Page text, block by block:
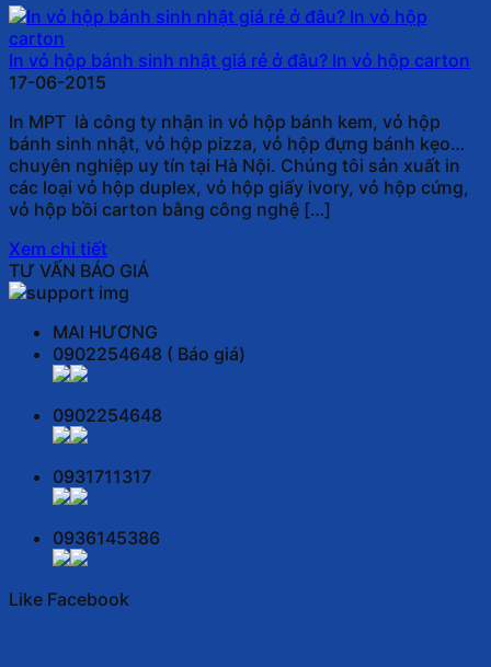
In vỏ hộp bánh sinh nhật giá rẻ ở đâu? In vỏ hộp carton
17-06-2015
In MPT là công ty nhận in vỏ hộp bánh kem, vỏ hộp
bánh sinh nhật, vỏ hộp pizza, vỏ hộp đựng bánh kẹo…
chuyên nghiệp uy tín tại Hà Nội. Chúng tôi sản xuất in
các loại vỏ hộp duplex, vỏ hộp giấy ivory, vỏ hộp cứng,
vỏ hộp bồi carton bằng công nghệ […]
Xem chi tiết
TƯ VẤN BÁO GIÁ
MAI HƯƠNG
0902254648 ( Báo giá)
0902254648
0931711317
0936145386
Like Facebook